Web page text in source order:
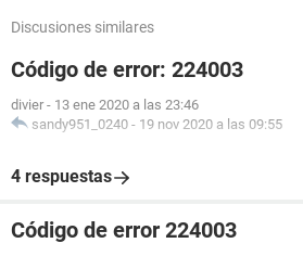
Discusiones similares
Código de error: 224003
divier - 13 ene 2020 a las 23:46
sandy951_0240 - 19 nov 2020 a las 09:55
4 respuestas
Código de error 224003